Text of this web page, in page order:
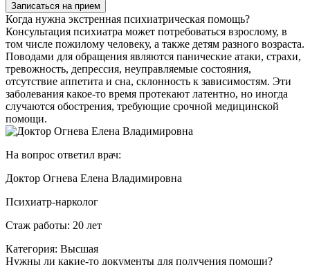
Записаться на прием
Когда нужна экстренная психиатрическая помощь?
Консультация психиатра может потребоваться взрослому, в
том числе пожилому человеку, а также детям разного возраста.
Поводами для обращения являются панические атаки, страхи,
тревожность, депрессия, неуправляемые состояния,
отсутствие аппетита и сна, склонность к зависимостям. Эти
заболевания какое-то время протекают латентно, но иногда
случаются обострения, требующие срочной медицинской
помощи.
На вопрос ответил врач:
Доктор Огнева Елена Владимировна
Психиатр-нарколог
Стаж работы: 20 лет
Категория: Высшая
Нужны ли какие-то документы для получения помощи?